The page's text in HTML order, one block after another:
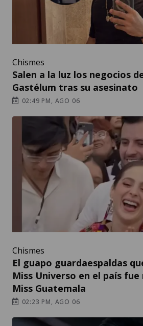
Chismes
Salen a la luz los negocios
Gastélum tras su asesinato
02:49 PM, AGO 06
Chismes
El guapo guardaespaldas
Miss Universo en el país
Miss Guatemala
02:23 PM, AGO 06